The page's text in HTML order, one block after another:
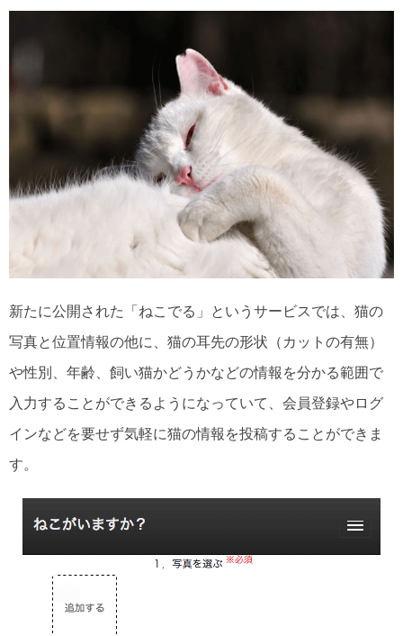
新たに公開された「ねこでる」というサービスでは、猫の
写真と位置情報の他に、猫の耳先の形状（カットの有無）
や性別、年齢、飼い猫かどうかなどの情報を分かる範囲で
入力することができるようになっていて、会員登録やログ
インなどを要せず気軽に猫の情報を投稿することができま
す。